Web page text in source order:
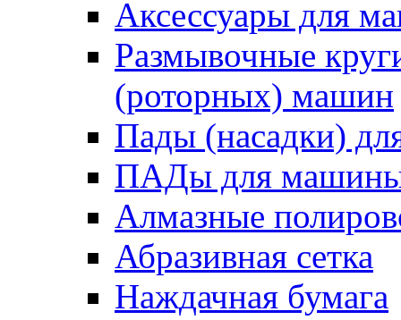
Аксессуары для
Размывочные
(роторных) машин
Пады (насадки)
ПАДы для
Алмазные
Абразивная сетка
Наждачная бумага